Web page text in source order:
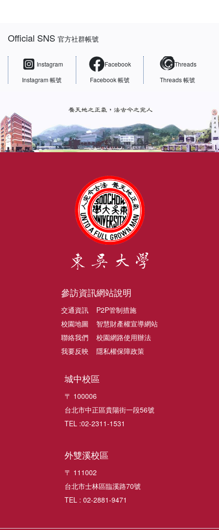
Official SNS官方社群帳號
Instagram
Instagram 帳號
Facebook
Facebook 帳號
Threads
Threads 帳號
參訪資訊
交通資訊
校園地圖
聯絡我們
我要反映
網站說明
P2P管制措施
智慧財產權宣導網站
校園網路使用辦法
隱私權保障政策
城中校區
〒 100006
台北市中正區貴陽街一段56號
TEL :02-2311-1531
外雙溪校區
〒 111002
台北市士林區臨溪路70號
TEL : 02-2881-9471